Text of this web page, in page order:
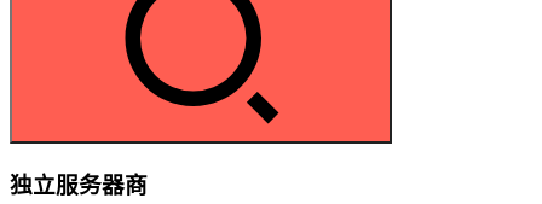
独立服务器商